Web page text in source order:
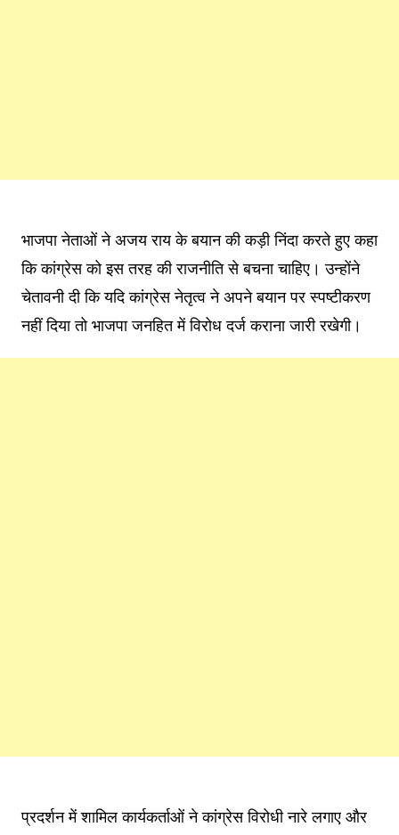
भाजपा नेताओं ने अजय राय के बयान की कड़ी निंदा करते हुए कहा
कि कांग्रेस को इस तरह की राजनीति से बचना चाहिए। उन्होंने
चेतावनी दी कि यदि कांग्रेस नेतृत्व ने अपने बयान पर स्पष्टीकरण
नहीं दिया तो भाजपा जनहित में विरोध दर्ज कराना जारी रखेगी।
प्रदर्शन में शामिल कार्यकर्ताओं ने कांग्रेस विरोधी नारे लगाए और